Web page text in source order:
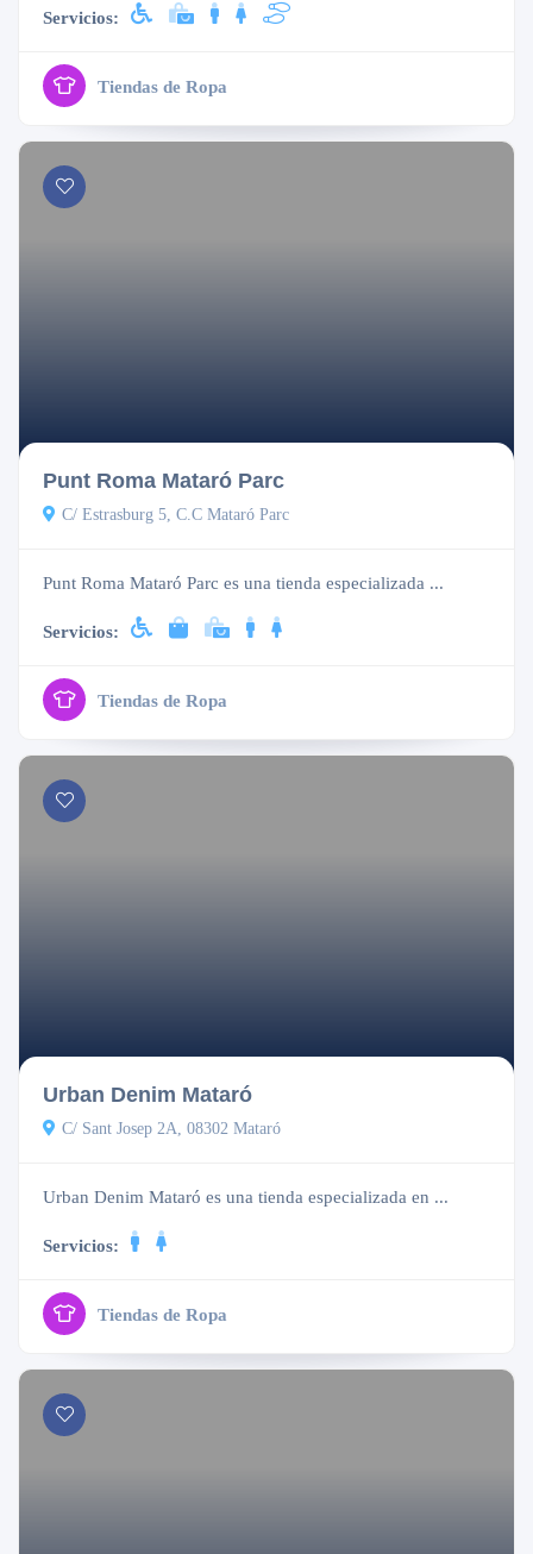
Servicios:
Tiendas de Ropa
Punt Roma Mataró Parc
C/ Estrasburg 5, C.C Mataró Parc
Punt Roma Mataró Parc es una tienda especializada ...
Servicios:
Tiendas de Ropa
Urban Denim Mataró
C/ Sant Josep 2A, 08302 Mataró
Urban Denim Mataró es una tienda especializada en ...
Servicios:
Tiendas de Ropa